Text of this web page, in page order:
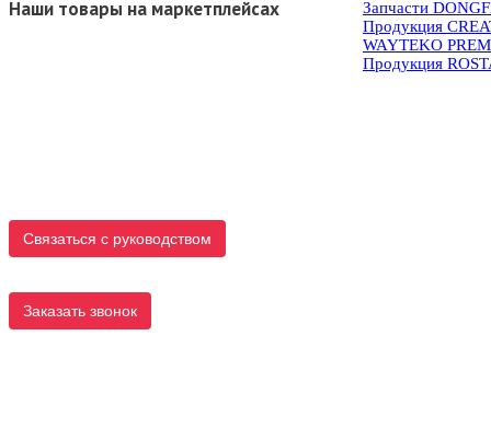
Наши товары на маркетплейсах
Связаться с руководством
Заказать звонок
Запчасти
Продукция
WAYTEKO
Продукция